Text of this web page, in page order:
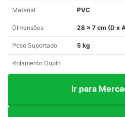
Material PVC
Dimensões 28 x 7 cm (D x
Peso Suportado 5 kg
Rolamento Duplo
Ir para